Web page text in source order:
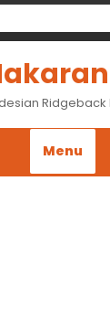
Ridgeback
Menu